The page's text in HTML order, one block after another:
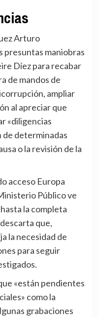
presuntas maniobras
Díez para recabar
de mandos de
ampliar
al apreciar que
«diligencias
de determinadas
o la revisión de la
Público ve
la completa
que,
la necesidad de
para seguir
como la
grabaciones